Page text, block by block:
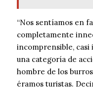
“Nos sentíamos en
completamente
incomprensible, casi
una categoría de
hombre de los
éramos turistas.